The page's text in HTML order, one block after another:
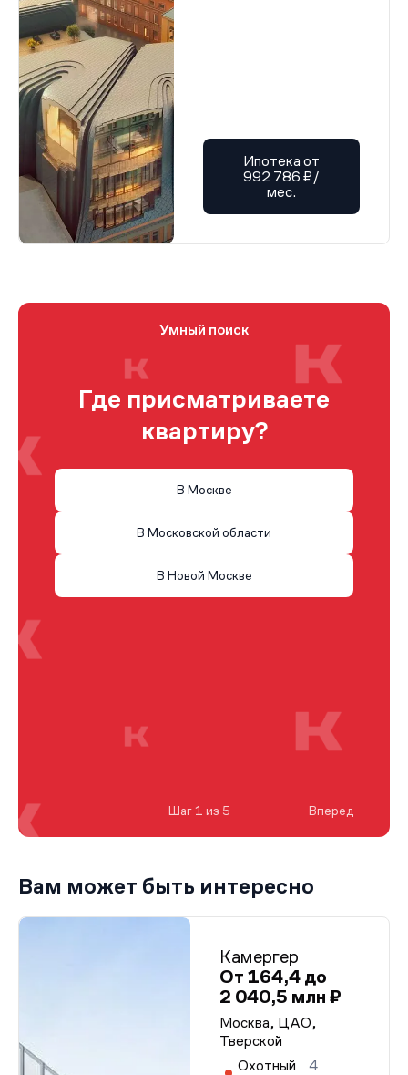
Ипотека от
992 786 ₽/
мес.
Умный поиск
Где присматриваете
квартиру?
В Москве
В Московской области
В Новой Москве
Шаг 1 из 5 Вперед
Вам может быть интересно
Камергер
От 164,4 до
2 040,5 млн ₽
Москва, ЦАО,
Тверской
Охотный
4